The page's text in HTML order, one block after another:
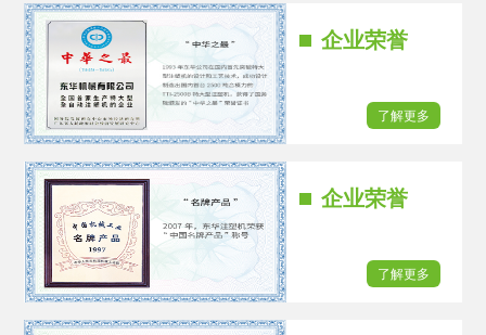
企业荣誉
了解更多
企业荣誉
了解更多